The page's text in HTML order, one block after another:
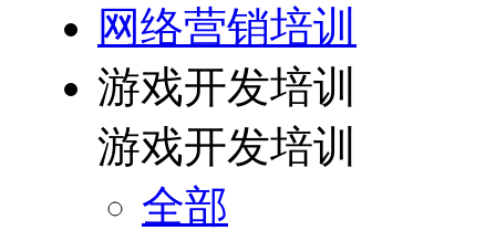
网络营销培训
游戏开发培训
游戏开发培训
全部